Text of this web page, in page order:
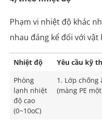
Phạm vi nhiệt độ khác
nhau đáng kể đối với
Nhiệt độ Yêu cầu kỹ
Phòng
lạnh nhiệt
độ cao
(0~10oC)
1. Lớp chống
(màng PE